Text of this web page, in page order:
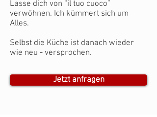
Lasse dich von “il tuo cuoco”
verwöhnen. Ich kümmert sich um
Alles.
Selbst die Küche ist danach wieder
wie neu - versprochen.
Jetzt anfragen